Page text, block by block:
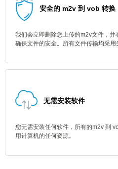
安全的 m2v 到 vob 转换
我们会立即删除您上传的m2v文件，
确保文件的安全。所有文件传输均采用
无需安装软件
您无需安装任何软件，所有的m2v 到
用计算机的任何资源。